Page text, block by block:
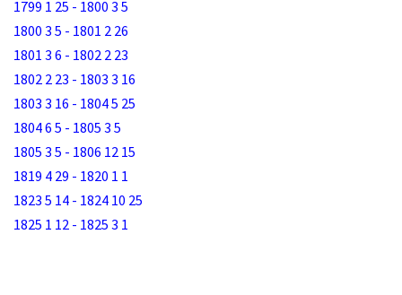
1799 1 25 - 1800 3 5
1800 3 5 - 1801 2 26
1801 3 6 - 1802 2 23
1802 2 23 - 1803 3 16
1803 3 16 - 1804 5 25
1804 6 5 - 1805 3 5
1805 3 5 - 1806 12 15
1819 4 29 - 1820 1 1
1823 5 14 - 1824 10 25
1825 1 12 - 1825 3 1